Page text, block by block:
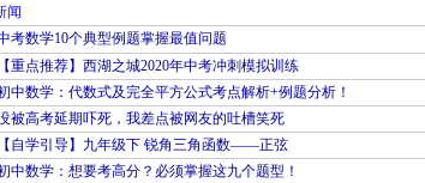
闻
考数学10个典型例题掌握最值问题
【重点推荐】西湖之城2020年中考冲刺模拟训练
中数学：代数式及完全平方公式考点解析+例题分析！
被高考延期吓死，我差点被网友的吐槽笑死
【自学引导】九年级下 锐角三角函数——正弦
中数学：想要考高分？必须掌握这九个题型！